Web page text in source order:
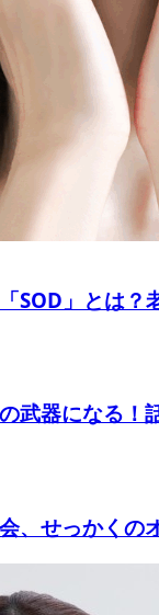
SOD」とは？
武器になる！
、せっかくの